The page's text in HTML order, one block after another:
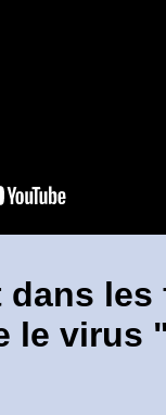
dans les
le virus